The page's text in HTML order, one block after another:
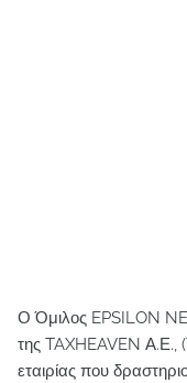
Ο Όμιλος EPSILON
της TAXHEAVEN
εταιρίας που